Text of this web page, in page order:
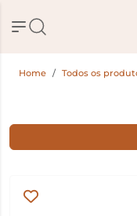
Home Todos os